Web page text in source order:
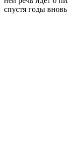
спустя годы